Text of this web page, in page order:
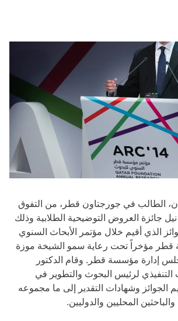
الطالب في جورجتاون قطر، من التفوق
في نيل جائزة العروض التوضيحية الطلابية وذلك
الذي أقيم خلال مؤتمر الأبحاث السنوي
قطر مؤخراً تحت رعاية سمو الشيخة موزة
إدارة مؤسسة قطر. وقام الدكتور
التنفيذي لرئيس البحوث والتطوير في
وشهادات التقدير إلى ما مجموعه